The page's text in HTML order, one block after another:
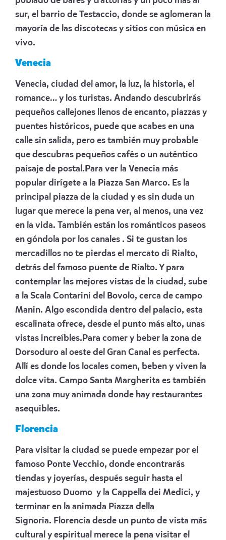
sur, el barrio de Testaccio, donde se aglomeran la
mayoría de las discotecas y sitios con música en
vivo.
Venecia
Venecia, ciudad del amor, la luz, la historia, el
romance… y los turistas. Andando descubrirás
pequeños callejones llenos de encanto, piazzas y
puentes históricos, puede que acabes en una
calle sin salida, pero es también muy probable
que descubras pequeños cafés o un auténtico
paisaje de postal.Para ver la Venecia más
popular dirígete a la Piazza San Marco. Es la
principal piazza de la ciudad y es sin duda un
lugar que merece la pena ver, al menos, una vez
en la vida. También están los románticos paseos
en góndola por los canales . Si te gustan los
mercadillos no te pierdas el mercato di Rialto,
detrás del famoso puente de Rialto. Y para
contemplar las mejores vistas de la ciudad, sube
a la Scala Contarini del Bovolo, cerca de campo
Manin. Algo escondida dentro del palacio, esta
escalinata ofrece, desde el punto más alto, unas
vistas increíbles.Para comer y beber la zona de
Dorsoduro al oeste del Gran Canal es perfecta.
Allí es donde los locales comen, beben y viven la
dolce vita. Campo Santa Margherita es también
una zona muy animada donde hay restaurantes
asequibles.
Florencia
Para visitar la ciudad se puede empezar por el
famoso Ponte Vecchio, donde encontrarás
tiendas y joyerías, después seguir hasta el
majestuoso Duomo y la Cappella dei Medici, y
terminar en la animada Piazza della
Signoria. Florencia desde un punto de vista más
cultural y espiritual merece la pena visitar el